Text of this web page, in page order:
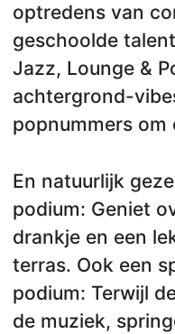
optredens van
geschoolde
Jazz, Lounge &
achtergrond-
popnummers om
En natuurlijk
podium: Geniet
drankje en een
terras. Ook een
podium: Terwijl
de muziek,